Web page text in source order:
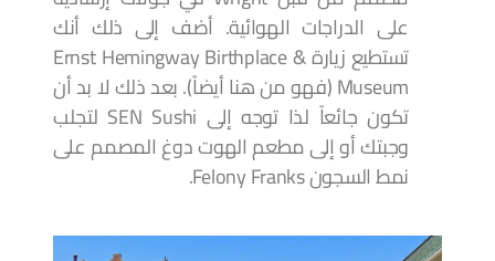
على الدراجات الهوائية. أضف إلى ذلك أنك
تستطيع زيارة Ernst Hemingway Birthplace &
Museum (فهو من هنا أيضاً). بعد ذلك لا بد أن
تكون جائعاً لذا توجه إلى SEN Sushi لتجلب
وجبتك أو إلى مطعم الهوت دوغ المصمم على
نمط السجون Felony Franks.